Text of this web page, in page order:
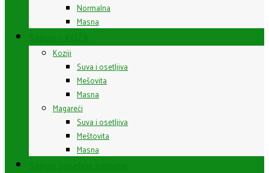
Normalna
Masna
Koziji
Suva i osetljiva
Mešovita
Masna
Magareći
Suva i osetljiva
Meštovita
Masna